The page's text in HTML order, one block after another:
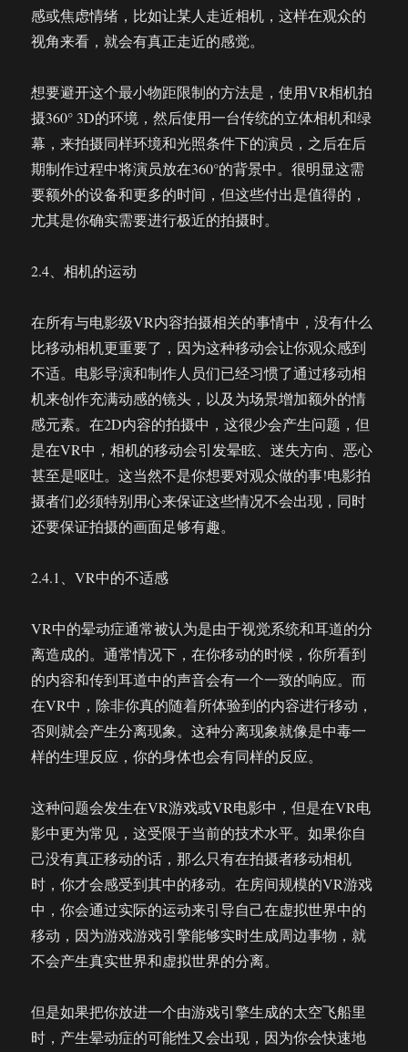
感或焦虑情绪，比如让某人走近相机，这样在观众的
视角来看，就会有真正走近的感觉。
想要避开这个最小物距限制的方法是，使用VR相机拍
摄360° 3D的环境，然后使用一台传统的立体相机和绿
幕，来拍摄同样环境和光照条件下的演员，之后在后
期制作过程中将演员放在360°的背景中。很明显这需
要额外的设备和更多的时间，但这些付出是值得的，
尤其是你确实需要进行极近的拍摄时。
2.4、相机的运动
在所有与电影级VR内容拍摄相关的事情中，没有什么
比移动相机更重要了，因为这种移动会让你观众感到
不适。电影导演和制作人员们已经习惯了通过移动相
机来创作充满动感的镜头，以及为场景增加额外的情
感元素。在2D内容的拍摄中，这很少会产生问题，但
是在VR中，相机的移动会引发晕眩、迷失方向、恶心
甚至是呕吐。这当然不是你想要对观众做的事!电影拍
摄者们必须特别用心来保证这些情况不会出现，同时
还要保证拍摄的画面足够有趣。
2.4.1、VR中的不适感
VR中的晕动症通常被认为是由于视觉系统和耳道的分
离造成的。通常情况下，在你移动的时候，你所看到
的内容和传到耳道中的声音会有一个一致的响应。而
在VR中，除非你真的随着所体验到的内容进行移动，
否则就会产生分离现象。这种分离现象就像是中毒一
样的生理反应，你的身体也会有同样的反应。
这种问题会发生在VR游戏或VR电影中，但是在VR电
影中更为常见，这受限于当前的技术水平。如果你自
己没有真正移动的话，那么只有在拍摄者移动相机
时，你才会感受到其中的移动。在房间规模的VR游戏
中，你会通过实际的运动来引导自己在虚拟世界中的
移动，因为游戏游戏引擎能够实时生成周边事物，就
不会产生真实世界和虚拟世界的分离。
但是如果把你放进一个由游戏引擎生成的太空飞船里
时，产生晕动症的可能性又会出现，因为你会快速地